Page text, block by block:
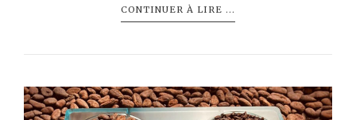
CONTINUER À LIRE ...